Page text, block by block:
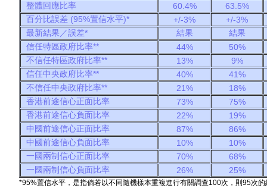
整體回應比率
60.4%
63.5%
百分比誤差 (95%置信水平)*
+/-3%
+/-3%
最新結果／誤差*
結果
結果
信任特區政府比率**
44%
50%
不信任特區政府比率**
13%
9%
信任中央政府比率**
40%
41%
不信任中央政府比率**
21%
18%
香港前途信心正面比率
73%
75%
香港前途信心負面比率
22%
19%
中國前途信心正面比率
87%
86%
中國前途信心負面比率
10%
10%
一國兩制信心正面比率
70%
68%
一國兩制信心負面比率
26% 25%
*95%置信水平，是指倘若以不同隨機樣本重複進行有關調查100次，則95次